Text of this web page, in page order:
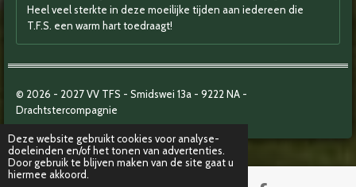
Deze website gebruikt cookies voor analyse-
doeleinden en/of het tonen van advertenties.
Door gebruik te blijven maken van de site gaat u
hiermee akkoord.
Heel veel sterkte in deze moeilijke tijden aan iedereen die
T.F.S. een warm hart toedraagt!
© 2026 - 2027VV TFS - Smidswei 13a - 9222 NA -
Drachtstercompagnie